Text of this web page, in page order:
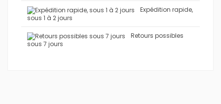
Expédition rapide,
sous 1 à 2 jours
Retours possibles
sous 7 jours